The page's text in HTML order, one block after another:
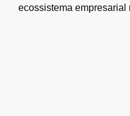
ecossistema empresarial